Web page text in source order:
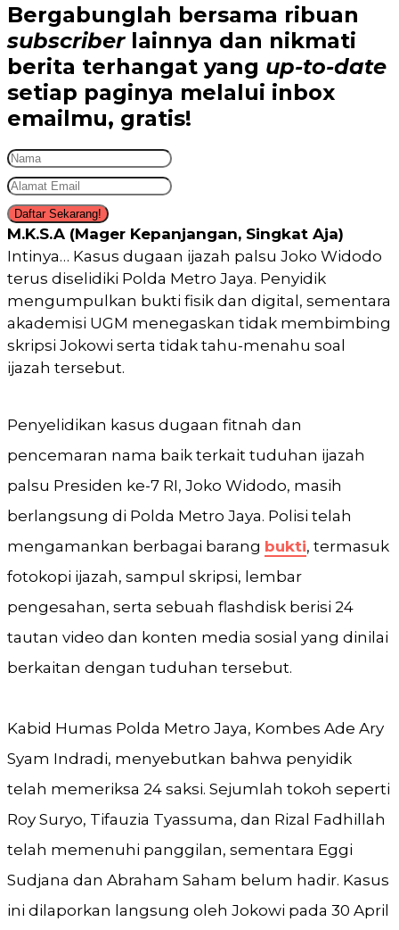
Bergabunglah bersama ribuan
subscriberlainnya dan nikmati
berita terhangat yang up-to-date
setiap paginya melalui inbox
emailmu, gratis!
Daftar Sekarang!
M.K.S.A (Mager Kepanjangan, Singkat Aja)
Intinya… Kasus dugaan ijazah palsu Joko Widodo
terus diselidiki Polda Metro Jaya. Penyidik
mengumpulkan bukti fisik dan digital, sementara
akademisi UGM menegaskan tidak membimbing
skripsi Jokowi serta tidak tahu-menahu soal
ijazah tersebut.
Penyelidikan kasus dugaan fitnah dan
pencemaran nama baik terkait tuduhan ijazah
palsu Presiden ke-7 RI, Joko Widodo, masih
berlangsung di Polda Metro Jaya. Polisi telah
mengamankan berbagai barang bukti, termasuk
fotokopi ijazah, sampul skripsi, lembar
pengesahan, serta sebuah flashdisk berisi 24
tautan video dan konten media sosial yang dinilai
berkaitan dengan tuduhan tersebut.
Kabid Humas Polda Metro Jaya, Kombes Ade Ary
Syam Indradi, menyebutkan bahwa penyidik
telah memeriksa 24 saksi. Sejumlah tokoh seperti
Roy Suryo, Tifauzia Tyassuma, dan Rizal Fadhillah
telah memenuhi panggilan, sementara Eggi
Sudjana dan Abraham Saham belum hadir. Kasus
ini dilaporkan langsung oleh Jokowi pada 30 April